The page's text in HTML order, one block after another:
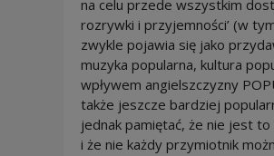
na celu przede wszystkim
rozrywki i przyjemności’ (w
zwykle pojawia się jako
muzyka popularna, kultura
wpływem angielszczyzny
także jeszcze bardziej
jednak pamiętać, że nie jest
i że nie każdy przymiotnik